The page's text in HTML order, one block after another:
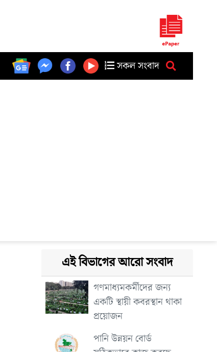
সকল সংবাদ
এই বিভাগের আরো সংবাদ
গণমাধ্যমকর্মীদের জন্য
একটি স্থায়ী কবরস্থান থাকা
প্রয়োজন
পানি উন্নয়ন বোর্ড